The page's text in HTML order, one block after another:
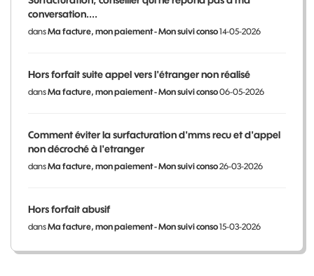
conversation....
dansMa facture, mon paiement - Mon suivi conso14-05-2026
Hors forfait suite appel vers l'étranger non réalisé
dansMa facture, mon paiement - Mon suivi conso06-05-2026
Comment éviter la surfacturation d'mms recu et d'appel
non décroché à l'etranger
dansMa facture, mon paiement - Mon suivi conso26-03-2026
Hors forfait abusif
dansMa facture, mon paiement - Mon suivi conso15-03-2026